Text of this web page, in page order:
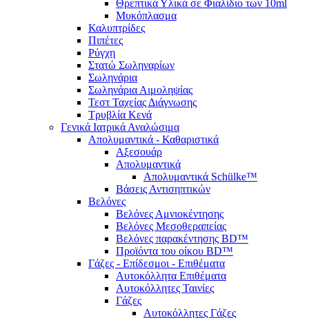
Θρεπτικά Υλικά σε Φιαλίδιο των 10ml
Μυκόπλασμα
Καλυπτρίδες
Πιπέτες
Ρύγχη
Στατώ Σωληναρίων
Σωληνάρια
Σωληνάρια Αιμοληψίας
Τεστ Ταχείας Διάγνωσης
Τρυβλία Κενά
Γενικά Ιατρικά Αναλώσιμα
Απολυμαντικά - Καθαριστικά
Αξεσουάρ
Απολυμαντικά
Απολυμαντικά Schülke™
Βάσεις Αντισηπτικών
Βελόνες
Βελόνες Αμνιοκέντησης
Βελόνες Μεσοθεραπείας
Βελόνες παρακέντησης BD™
Προϊόντα του οίκου BD™
Γάζες - Επίδεσμοι - Επιθέματα
Αυτοκόλλητα Επιθέματα
Αυτοκόλλητες Ταινίες
Γάζες
Αυτοκόλλητες Γάζες